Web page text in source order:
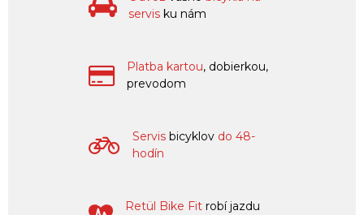
servis ku nám
Platba kartou, dobierkou,
prevodom
Servis bicyklov do 48-
hodín
Retül Bike Fit robí jazdu